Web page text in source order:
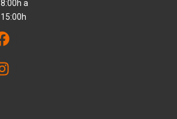
8:00h a
15:00h
F
a
c
e
I
n
s
t